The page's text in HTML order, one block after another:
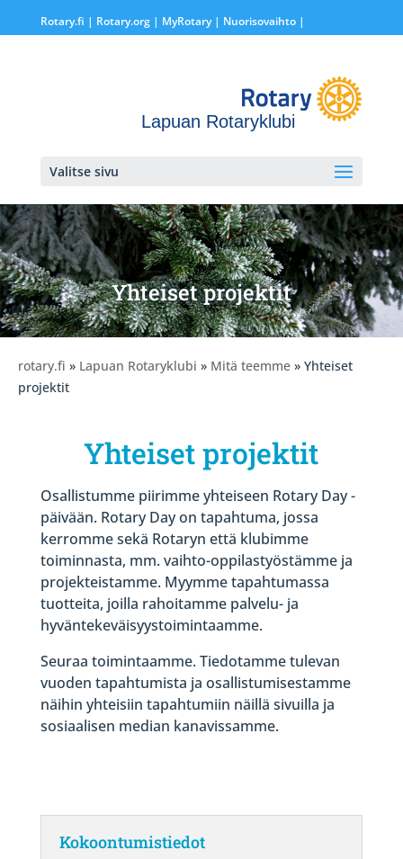
Rotary.fi | Rotary.org| MyRotary | Nuorisovaihto|
Lapuan Rotaryklubi
Valitse sivu
Yhteiset projektit
rotary.fi » Lapuan Rotaryklubi » Mitä teemme » Yhteiset
projektit
Yhteiset projektit
Osallistumme piirimme yhteiseen Rotary Day -
päivään. Rotary Day on tapahtuma, jossa
kerromme sekä Rotaryn että klubimme
toiminnasta, mm. vaihto-oppilastyöstämme ja
projekteistamme. Myymme tapahtumassa
tuotteita, joilla rahoitamme palvelu- ja
hyväntekeväisyystoimintaamme.
Seuraa toimintaamme. Tiedotamme tulevan
vuoden tapahtumista ja osallistumisestamme
näihin yhteisiin tapahtumiin näillä sivuilla ja
sosiaalisen median kanavissamme.
Kokoontumistiedot